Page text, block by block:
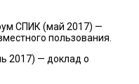
СПИК (май 2017) —
пользования.
2017) — доклад о